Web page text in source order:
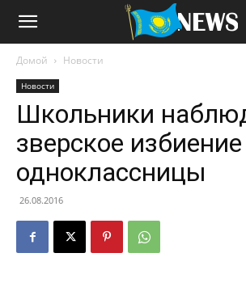
Домой Новости
Новости
Школьники
зверское
одноклассницы
26.08.2016